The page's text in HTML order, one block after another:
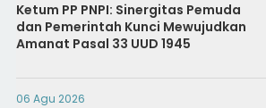
Ketum PP PNPI: Sinergitas Pemuda
dan Pemerintah Kunci Mewujudkan
Amanat Pasal 33 UUD 1945
06 Agu 2026